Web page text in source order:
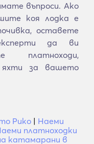
въпроси. Ако
коя лодка е
оставете
да ви
платноходи,
яхти за вашето
Рико | Наеми
платноходки
катамарани в